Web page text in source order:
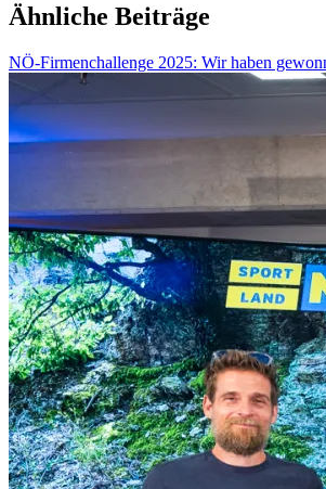
Ähnliche Beiträge
NÖ-Firmenchallenge 2025: Wir haben